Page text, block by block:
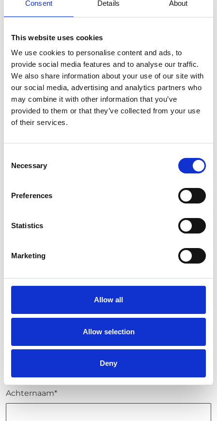
Consent Details About
This website uses cookies
We use cookies to personalise content and ads, to
provide social media features and to analyse our traffic.
We also share information about your use of our site with
our social media, advertising and analytics partners who
may combine it with other information that you’ve
provided to them or that they’ve collected from your use
of their services.
Selection
Necessary
Preferences
Statistics
Marketing
Allow all
Allow selection
Deny
WIJ BIEDEN
Gevarieerde job met veel uitdaging en
zelfstandigheid. Je krijgt de ruimte om
initiatieven te nemen en je functie verder
te ontwikkelen
Voltijdse dagjob met competitief loon in
INTERESSE?
Voornaam*
Achternaam*